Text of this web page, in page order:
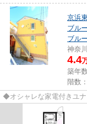
京浜
ブル
ブル
神奈
4.4
築年
階数
◆オシャレな家電付きユ